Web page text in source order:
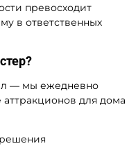
превосходит
в ответственных
— мы ежедневно
для дома